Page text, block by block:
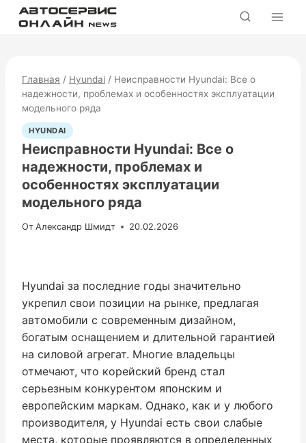
Перейти
Главная / Hyundai / Неисправности Hyundai: Все о
надежности, проблемах и особенностях эксплуатации
модельного ряда
HYUNDAI
Неисправности Hyundai: Все о
надежности, проблемах и
особенностях эксплуатации
модельного ряда
От Александр Шмидт 20.02.2026
Hyundai за последние годы значительно
укрепил свои позиции на рынке, предлагая
автомобили с современным дизайном,
богатым оснащением и длительной гарантией
на силовой агрегат. Многие владельцы
отмечают, что корейский бренд стал
серьезным конкурентом японским и
европейским маркам. Однако, как и у любого
производителя, у Hyundai есть свои слабые
места, которые проявляются в определенных